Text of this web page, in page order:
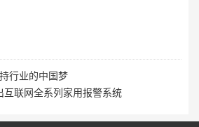
行业的中国梦
互联网全系列家用报警系统